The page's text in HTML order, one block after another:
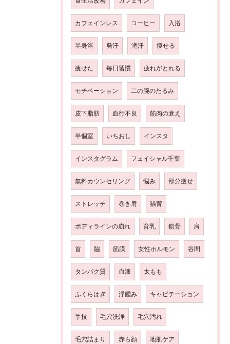
カフェインレス コーヒー 入浴
半身浴 発汗 滝汗 痩せる
痩せた 毎日習慣 疲れがとれる
モチベーション 二の腕のたるみ
皮下脂肪 血行不良 筋肉の衰え
半個室 いちおし インスタ
インスタグラム フェイシャル千葉
無料カウンセリング 悩み 部分瘦せ
ストレッチ 巻き肩 猫背
ボディラインの崩れ 育乳 鎖骨 肩
首 脇 筋膜 女性ホルモン 谷間
タンパク質 血液 太もも
ふくらはぎ 浮腫み キャビテーション
手技 毛穴洗浄 毛穴汚れ
毛穴詰まり 赤ら顔 地肌ケア